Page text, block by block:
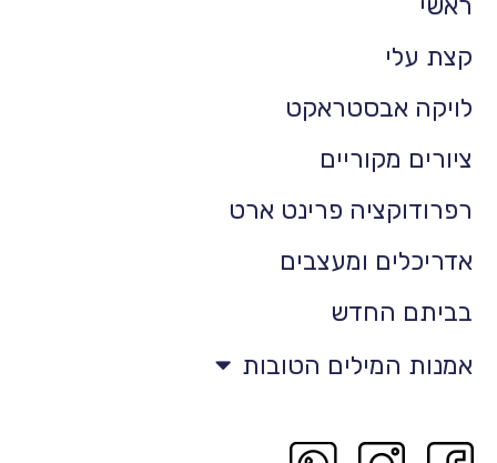
קצת עלי
לויקה אבסטראקט
ציורים מקוריים
רפרודוקציה פרינט ארט
אדריכלים ומעצבים
בביתם החדש
אמנות המילים הטובות